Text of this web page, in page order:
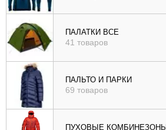
ПАЛАТКИ ВСЕ
41 товаров
ПАЛЬТО И ПАРКИ
69 товаров
ПУХОВЫЕ КОМБИНЕЗОНЫ